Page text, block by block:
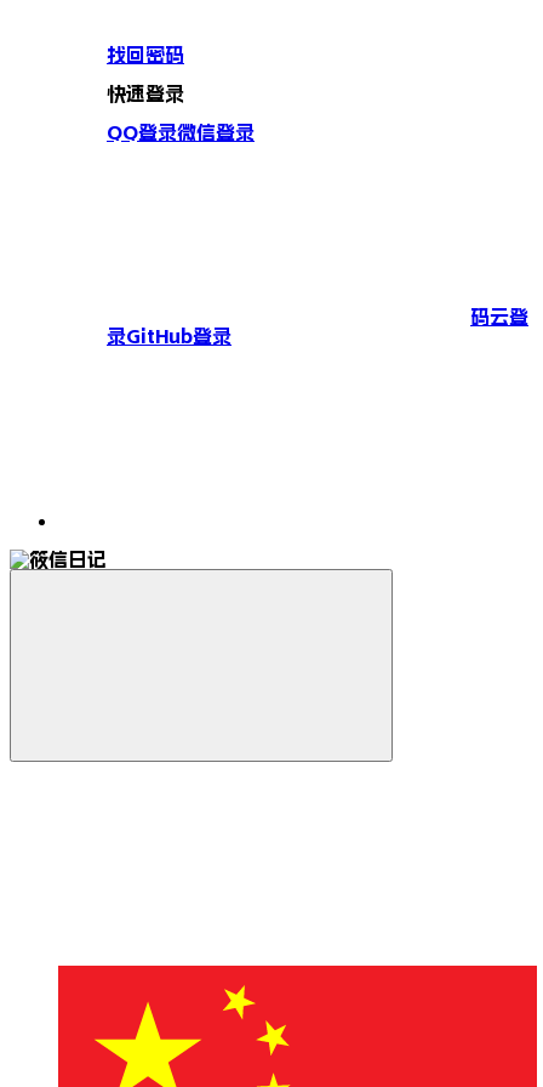
找回密码
快速登录
QQ登录微信登录
码云登
录GitHub登录